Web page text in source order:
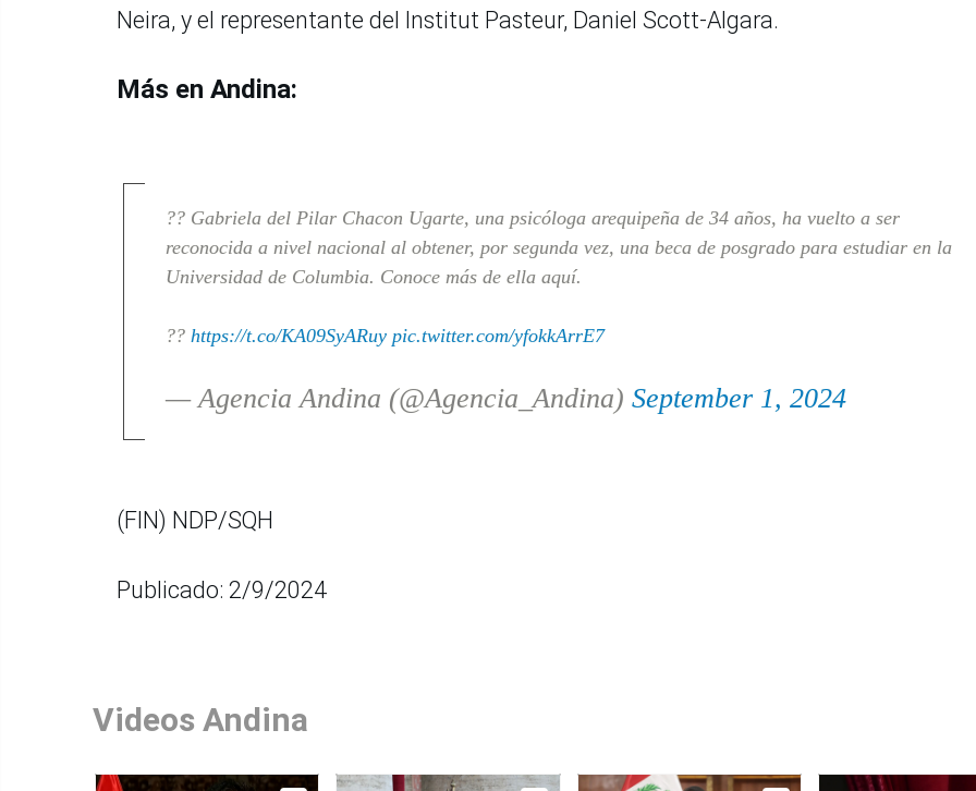
Neira, y el representante del Institut Pasteur, Daniel Scott-Algara.
Más en Andina:
?? Gabriela del Pilar Chacon Ugarte, una psicóloga arequipeña de 34 años, ha vuelto a ser
reconocida a nivel nacional al obtener, por segunda vez, una beca de posgrado para estudiar en la
Universidad de Columbia. Conoce más de ella aquí.
?? https://t.co/KA09SyARuy pic.twitter.com/yfokkArrE7
— Agencia Andina (@Agencia_Andina) September 1, 2024
(FIN) NDP/SQH
Publicado: 2/9/2024
Videos Andina